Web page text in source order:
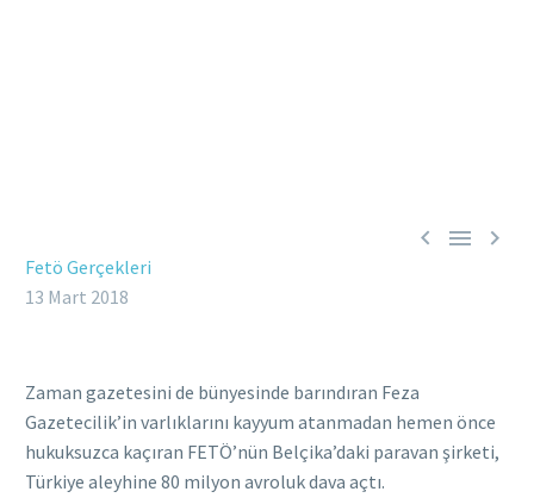
  
Fetö Gerçekleri
13 Mart 2018
Zaman gazetesini de bünyesinde barındıran Feza
Gazetecilik’in varlıklarını kayyum atanmadan hemen önce
hukuksuzca kaçıran FETÖ’nün Belçika’daki paravan şirketi,
Türkiye aleyhine 80 milyon avroluk dava açtı.